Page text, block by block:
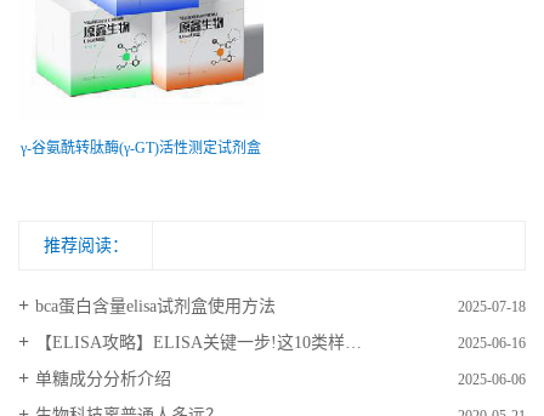
γ-谷氨酰转肽酶(γ-GT)活性测定试剂盒
推荐阅读：
bca蛋白含量elisa试剂盒使用方法 2025-07-18
【ELISA攻略】ELISA关键一步!这10类样品要如何处理? 2025-06-16
​单糖成分分析介绍 2025-06-06